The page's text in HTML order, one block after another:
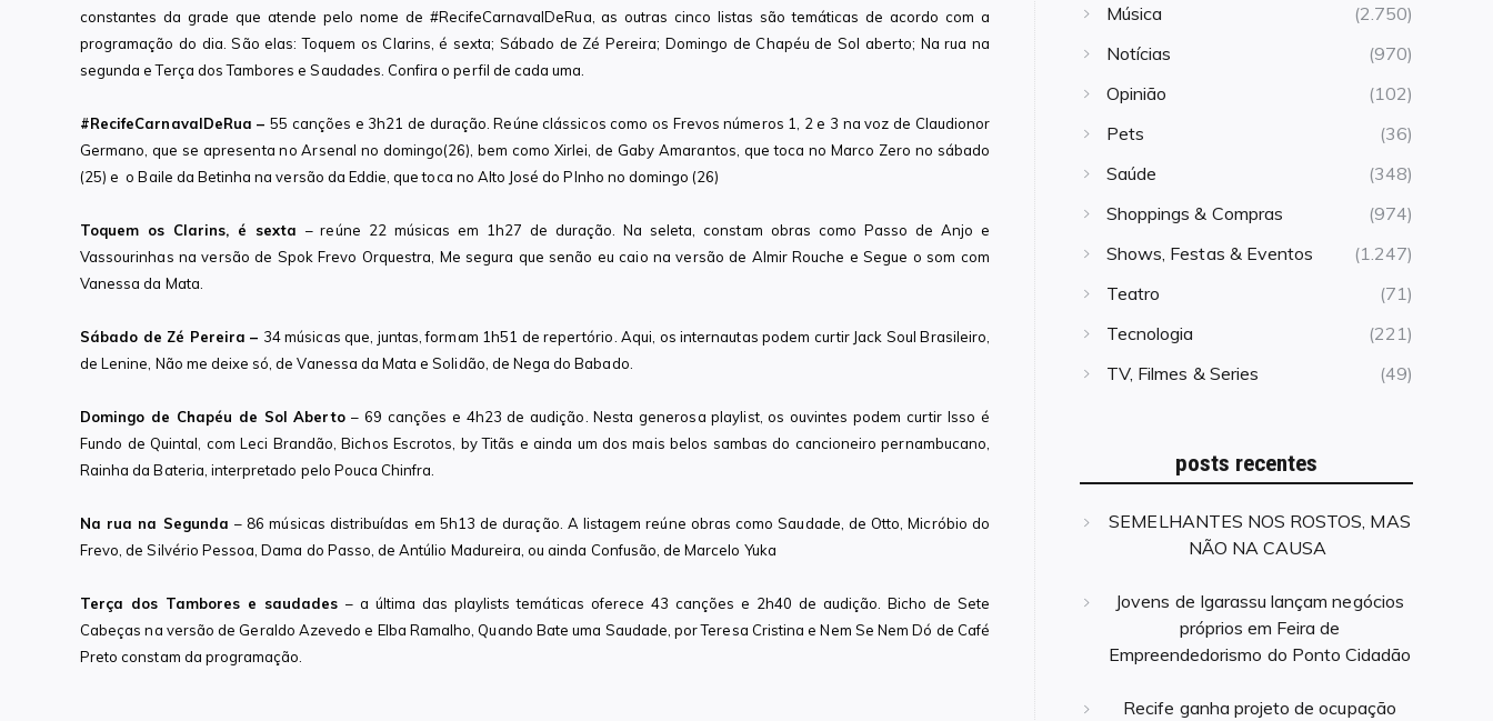
constantes da grade que atende pelo nome de #RecifeCarnavalDeRua, as outras cinco listas são temáticas de acordo com a
programação do dia. São elas: Toquem os Clarins, é sexta; Sábado de Zé Pereira; Domingo de Chapéu de Sol aberto; Na rua na
segunda e Terça dos Tambores e Saudades. Confira o perfil de cada uma.
#RecifeCarnavalDeRua –55 canções e 3h21 de duração. Reúne clássicos como os Frevos números 1, 2 e 3 na voz de Claudionor
Germano, que se apresenta no Arsenal no domingo(26), bem como Xirlei, de Gaby Amarantos, que toca no Marco Zero no sábado
(25) e o Baile da Betinha na versão da Eddie, que toca no Alto José do PInho no domingo (26)
Toquem os Clarins, é sexta – reúne 22 músicas em 1h27 de duração. Na seleta, constam obras como Passo de Anjo e
Vassourinhas na versão de Spok Frevo Orquestra, Me segura que senão eu caio na versão de Almir Rouche e Segue o som com
Vanessa da Mata.
Sábado de Zé Pereira – 34 músicas que, juntas, formam 1h51 de repertório. Aqui, os internautas podem curtir Jack Soul Brasileiro,
de Lenine, Não me deixe só, de Vanessa da Mata e Solidão, de Nega do Babado.
Domingo de Chapéu de Sol Aberto– 69 canções e 4h23 de audição. Nesta generosa playlist, os ouvintes podem curtir Isso é
Fundo de Quintal, com Leci Brandão, Bichos Escrotos, by Titãs e ainda um dos mais belos sambas do cancioneiro pernambucano,
Rainha da Bateria, interpretado pelo Pouca Chinfra.
Na rua na Segunda– 86 músicas distribuídas em 5h13 de duração. A listagem reúne obras como Saudade, de Otto, Micróbio do
Frevo, de Silvério Pessoa, Dama do Passo, de Antúlio Madureira, ou ainda Confusão, de Marcelo Yuka
Terça dos Tambores e saudades– a última das playlists temáticas oferece 43 canções e 2h40 de audição. Bicho de Sete
Cabeças na versão de Geraldo Azevedo e Elba Ramalho, Quando Bate uma Saudade, por Teresa Cristina e Nem Se Nem Dó de Café
Preto constam da programação.
Música
(2.750)
Notícias
(970)
Opinião
(102)
Pets
(36)
Saúde
(348)
Shoppings & Compras
(974)
Shows, Festas & Eventos
(1.247)
Teatro
(71)
Tecnologia
(221)
TV, Filmes & Series
(49)
posts recentes
SEMELHANTES NOS ROSTOS, MAS
NÃO NA CAUSA
Jovens de Igarassu lançam negócios
próprios em Feira de
Empreendedorismo do Ponto Cidadão
Recife ganha projeto de ocupação